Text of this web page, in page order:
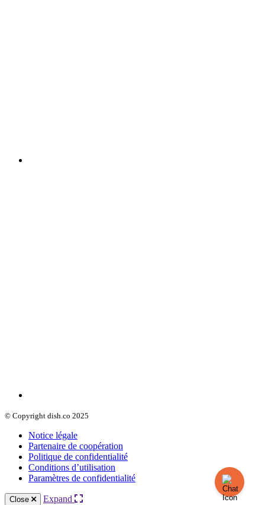
© Copyright dish.co 2025
Notice légale
Partenaire de coopération
Politique de confidentialité
Conditions d’utilisation
Paramètres de confidentialité
Close Expand